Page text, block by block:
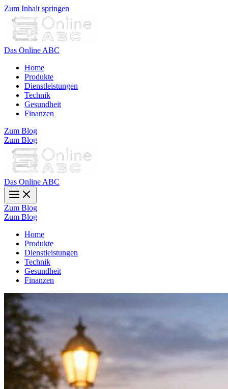
Zum Inhalt springen
Das Online ABC
Home
Produkte
Dienstleistungen
Technik
Gesundheit
Finanzen
Zum Blog
Zum Blog
Das Online ABC
Zum Blog
Zum Blog
Home
Produkte
Dienstleistungen
Technik
Gesundheit
Finanzen